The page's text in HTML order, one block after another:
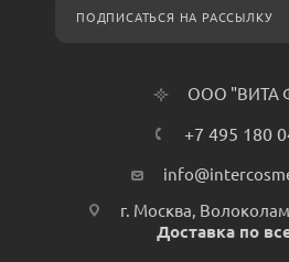
ПОДПИСАТЬСЯ НА РАССЫЛКУ
ООО "ВИТА
+7 495 180
г. Москва,
Доставка по